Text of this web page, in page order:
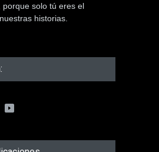
porque solo tú eres el
historias.